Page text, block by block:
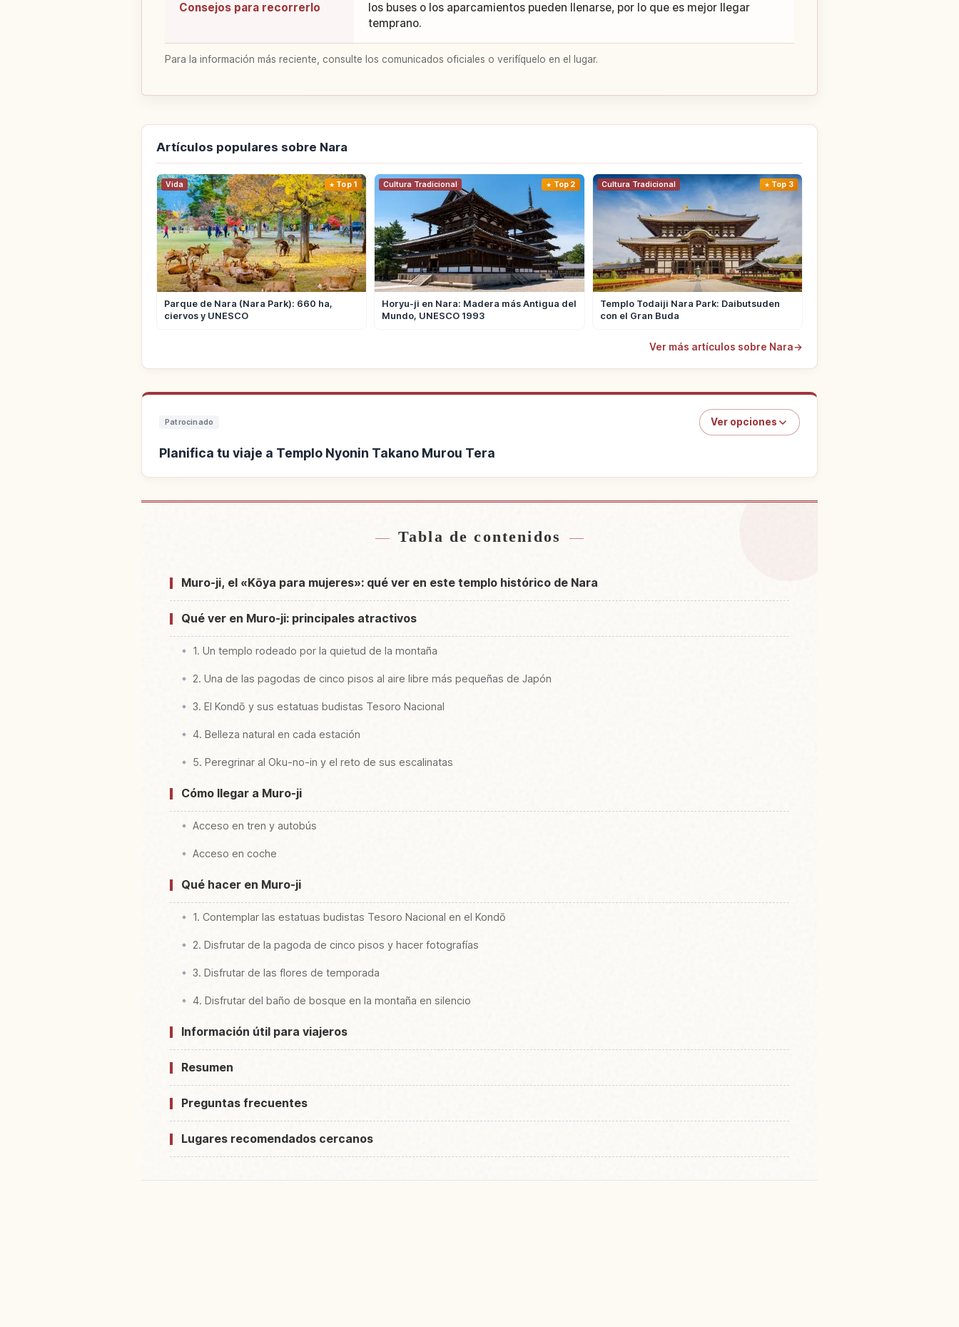
Consejos para recorrerlo
los buses o los aparcamientos pueden llenarse, por lo que es mejor llegar
temprano.
Para la información más reciente, consulte los comunicados oficiales o verifíquelo en el lugar.
Artículos populares sobre Nara
Vida Top 1
Parque de Nara (Nara Park): 660 ha,
ciervos y UNESCO
Cultura Tradicional Top 2
Horyu-ji en Nara: Madera más Antigua del
Mundo, UNESCO 1993
Cultura Tradicional Top 3
Templo Todaiji Nara Park: Daibutsuden
con el Gran Buda
Ver más artículos sobre Nara→
Patrocinado Ver opciones
Planifica tu viaje a Templo Nyonin Takano Murou Tera
Tabla de contenidos
Muro-ji, el «Kōya para mujeres»: qué ver en este templo histórico de Nara
Qué ver en Muro-ji: principales atractivos
1. Un templo rodeado por la quietud de la montaña
2. Una de las pagodas de cinco pisos al aire libre más pequeñas de Japón
3. El Kondō y sus estatuas budistas Tesoro Nacional
4. Belleza natural en cada estación
5. Peregrinar al Oku-no-in y el reto de sus escalinatas
Cómo llegar a Muro-ji
Acceso en tren y autobús
Acceso en coche
Qué hacer en Muro-ji
1. Contemplar las estatuas budistas Tesoro Nacional en el Kondō
2. Disfrutar de la pagoda de cinco pisos y hacer fotografías
3. Disfrutar de las flores de temporada
4. Disfrutar del baño de bosque en la montaña en silencio
Información útil para viajeros
Resumen
Preguntas frecuentes
Lugares recomendados cercanos